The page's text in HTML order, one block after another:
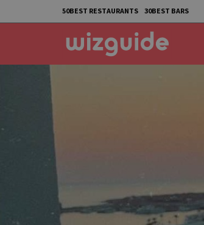
50BEST RESTAURANTS 30BEST BARS